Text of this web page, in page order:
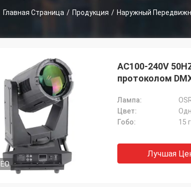
Главная Страница / Продукция / Наружный
AC100-240V
протоколом
Лампа:
Цвет:
Гобо:
15
Лучшая